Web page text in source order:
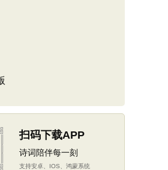
扫码下载APP
诗词陪伴每一刻
支持安卓、IOS、鸿蒙系统